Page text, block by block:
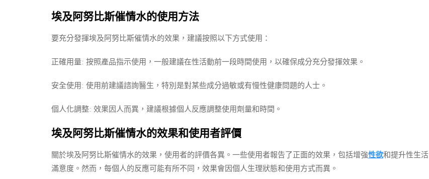
埃及阿努比斯催情水的使用方法
要充分發揮埃及阿努比斯催情水的效果，建議按照以下方式使用：
正確用量: 按照產品指示使用，一般建議在性活動前一段時間使用，以確保成分充分發揮效果。
安全使用: 使用前建議諮詢醫生，特別是對某些成分過敏或有慢性健康問題的人士。
個人化調整: 效果因人而異，建議根據個人反應調整使用劑量和時間。
埃及阿努比斯催情水的效果和使用者評價
關於埃及阿努比斯催情水的效果，使用者的評價各異。一些使用者報告了正面的效果，包括增強性欲和提升性生活
滿意度。然而，每個人的反應可能有所不同，效果會因個人生理狀態和使用方式而異。